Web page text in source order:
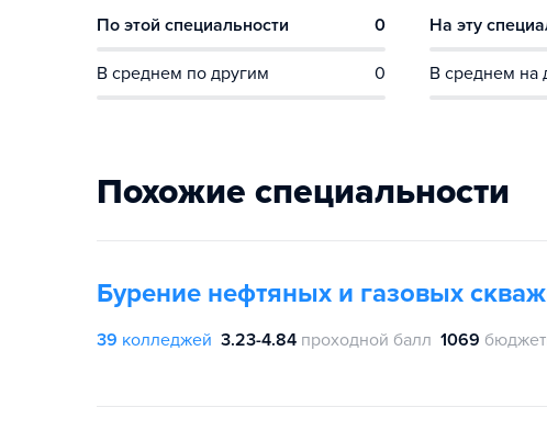
По этой специальности 0
В среднем по другим 0
На эту
В среднем на
Похожие специальности
Бурение нефтяных и газовых
39 колледжей 3.23-4.84 проходной балл 1069